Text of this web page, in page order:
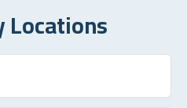
Locations